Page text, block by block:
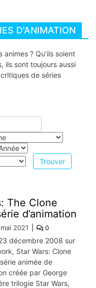
D’ANIMATION
? Qu’ils soient
ils sont toujours aussi
de séries
The Clone
d’animation
2021 0
décembre 2008 sur
Star Wars: Clone
animée de
créée par George
trilogie Star Wars,